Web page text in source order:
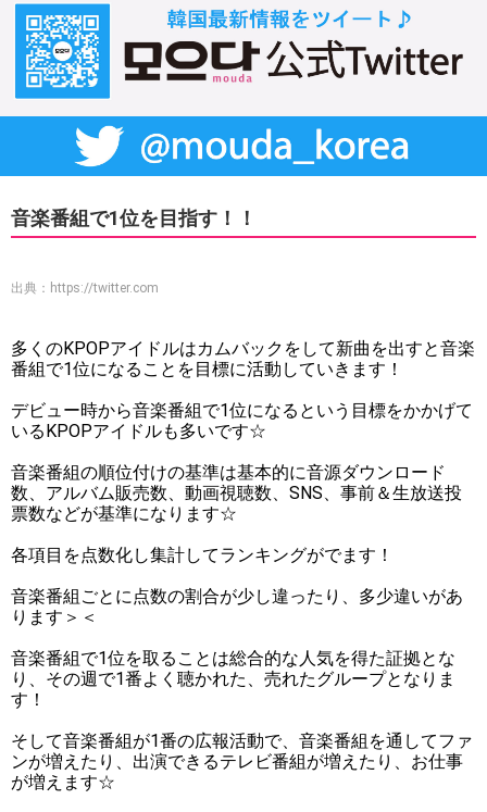
音楽番組で1位を目指す！！
出典： https://twitter.com
多くのKPOPアイドルはカムバックをして新曲を出すと音楽
番組で1位になることを目標に活動していきます！
デビュー時から音楽番組で1位になるという目標をかかげて
いるKPOPアイドルも多いです☆
音楽番組の順位付けの基準は基本的に音源ダウンロード
数、アルバム販売数、動画視聴数、SNS、事前＆生放送投
票数などが基準になります☆
各項目を点数化し集計してランキングがでます！
音楽番組ごとに点数の割合が少し違ったり、多少違いがあ
ります＞＜
音楽番組で1位を取ることは総合的な人気を得た証拠とな
り、その週で1番よく聴かれた、売れたグループとなりま
す！
そして音楽番組が1番の広報活動で、音楽番組を通してファ
ンが増えたり、出演できるテレビ番組が増えたり、お仕事
が増えます☆